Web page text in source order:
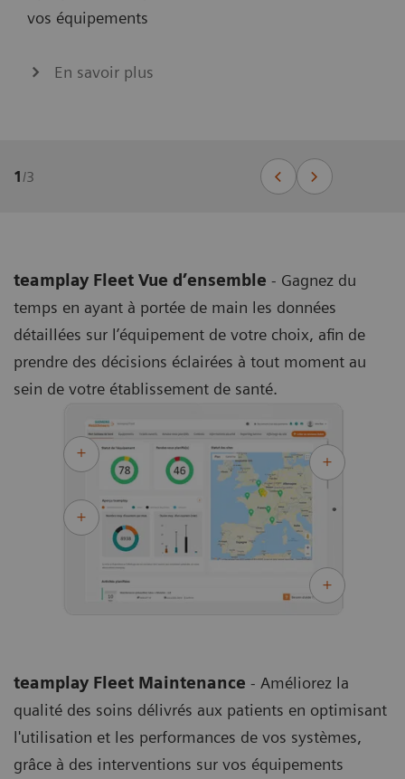
vos équipements
En savoir plus
1/3
teamplay Fleet Vue d’ensemble - Gagnez du
temps en ayant à portée de main les données
détaillées sur l’équipement de votre choix, afin de
prendre des décisions éclairées à tout moment au
sein de votre établissement de santé.
teamplay Fleet Maintenance - Améliorez la
qualité des soins délivrés aux patients en optimisant
l'utilisation et les performances de vos systèmes,
grâce à des interventions sur vos équipements